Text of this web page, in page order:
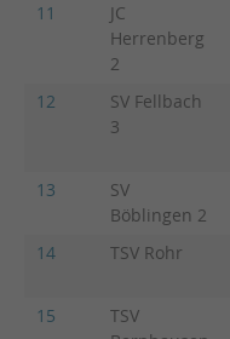
11
JC
Herrenberg
2
12
SV Fellbach
3
13
SV
Böblingen 2
14 TSV Rohr
15
TSV